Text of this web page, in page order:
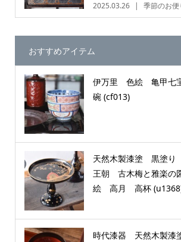
2025.03.26 季節のお便
おすすめアイテム
伊万里 色絵 亀甲七
碗 (cf013)
天然木製漆塗 黒塗
王朝 古木梅と雅楽の
絵 高月 高杯
時代漆器 天然木製漆